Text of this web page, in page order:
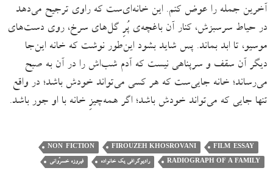
آخرین جمله را عوض کنم. این خانه‌ای‌ست که راوی ترجیح می‌دهد
در حیاط سرسبزش، کنار آن باغچه‌ی پُرِ گل‌های ‌سرخ، روی دست‌های
موسیو، تا ابد بماند. پس شاید بشود این‌طور نوشت که خانه این‌جا
دیگر آن سقف و سرپناهی نیست که آدم شب‌اش را در آن به صبح
می‌رساند؛ خانه جایی‌ست که هر کسی می‌تواند خودش باشد؛ در واقع
تنها جایی که می‌تواند خودش باشد؛ اگر همه‌چیزِ خانه با او جور باشد.
FILM-ESSAY
FIROUZEH KHOSROVANI
NON-FICTION
RADIOGRAPH OF A FAMILY رادیوگرافی یک خانواده فیروزه خسرُوانی